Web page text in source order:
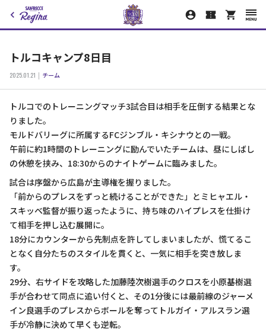
トルコキャンプ8日目
2025.01.21 チーム
トルコでのトレーニングマッチ3試合目は相手を圧倒する結果とな
りました。
モルドバリーグに所属するFCジンブル・キシナウとの一戦。
午前に約1時間のトレーニングに励んでいたチームは、昼にしばし
の休憩を挟み、18:30からのナイトゲームに臨みました。
試合は序盤から広島が主導権を握りました。
「前からのプレスをずっと続けることができた」とミヒャエル・
スキッベ監督が振り返ったように、持ち味のハイプレスを仕掛け
て相手を押し込む展開に。
18分にカウンターから先制点を許してしまいましたが、慌てるこ
となく自分たちのスタイルを貫くと、一気に相手を突き放しま
す。
29分、右サイドを攻略した加藤陸次樹選手のクロスを小原基樹選
手が合わせて同点に追い付くと、その1分後には最前線のジャーメ
イン良選手のプレスからボールを奪ってトルガイ・アルスラン選
手が冷静に決めて早くも逆転。